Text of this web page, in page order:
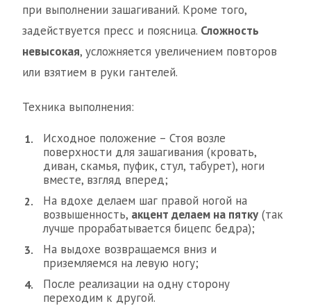
при выполнении зашагиваний. Кроме того,
задействуется пресс и поясница. Сложность
невысокая, усложняется увеличением повторов
или взятием в руки гантелей.
Техника выполнения:
Исходное положение – Стоя возле
поверхности для зашагивания (кровать,
диван, скамья, пуфик, стул, табурет), ноги
вместе, взгляд вперед;
На вдохе делаем шаг правой ногой на
возвышенность, акцент делаем на пятку (так
лучше прорабатывается бицепс бедра);
На выдохе возвращаемся вниз и
приземляемся на левую ногу;
После реализации на одну сторону
переходим к другой.